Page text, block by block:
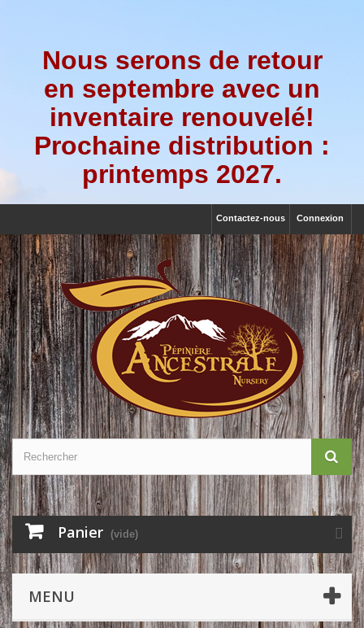
Nous serons de retour
en septembre avec un
inventaire renouvelé!
Prochaine distribution :
printemps 2027.
Connexion
Contactez-nous
Panier (vide)
MENU